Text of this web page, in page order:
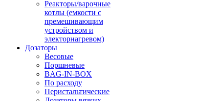
Реакторы/варочные
котлы (емкости с
премешивающим
устройством и
электорнагревом)
Дозаторы
Весовые
Поршневые
BAG-IN-BOX
По расходу
Перистальтические